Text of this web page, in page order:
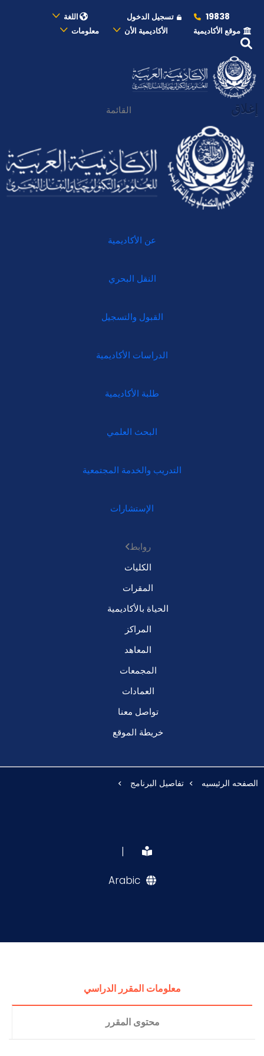
19838 تسجيل الدخول
اللغة
موقع الأكاديمية
الأكاديمية الأن معلومات
إغلاق القائمة
عن الأكاديمية
النقل البحري
القبول والتسجيل
الدراسات الأكاديمية
طلبة الأكاديمية
البحث العلمي
التدريب والخدمة المجتمعية
الإستشارات
روابط
الكليات
المقرات
الحياة بالأكاديمية
المراكز
المعاهد
المجمعات
العمادات
تواصل معنا
خريطة الموقع
الصفحه الرئيسيه تفاصيل البرنامج
|
Arabic
معلومات المقرر الدراسي
محتوى المقرر